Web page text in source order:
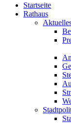
Startseite
Rathaus